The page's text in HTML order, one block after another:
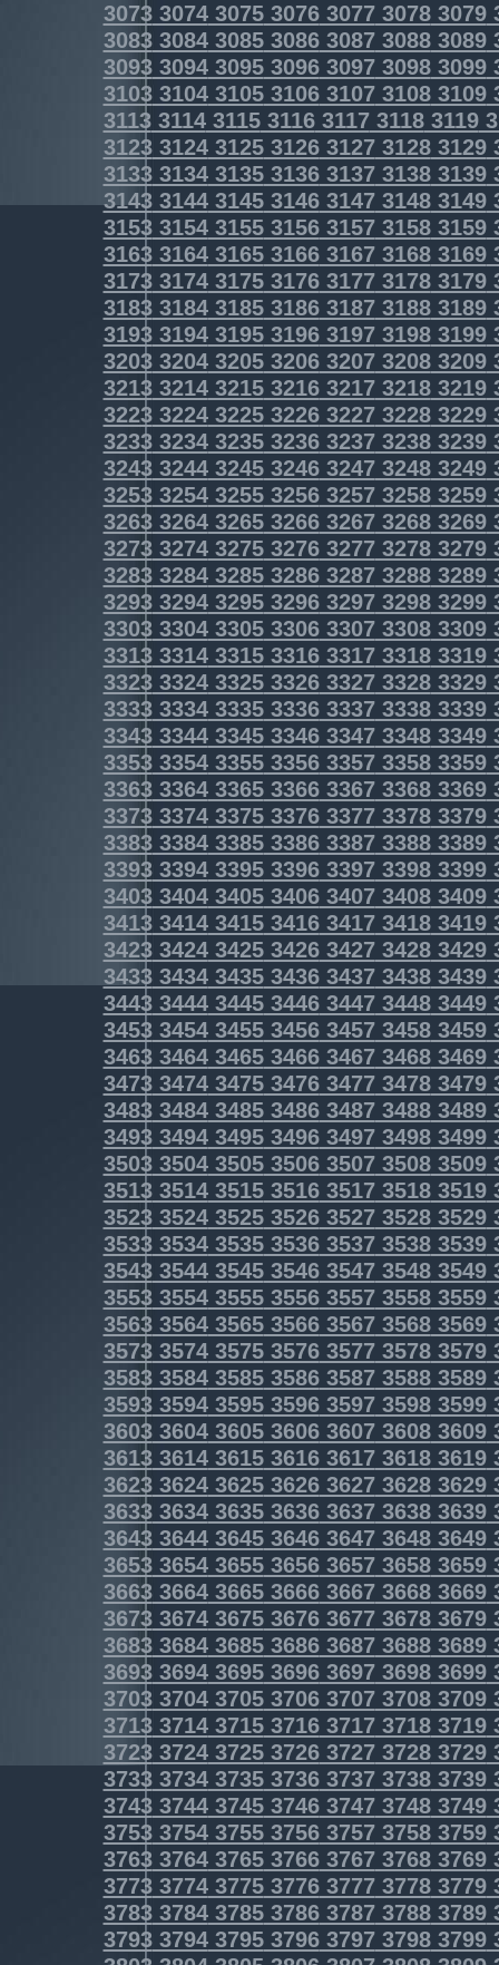
3073307430753076307730783079
3083308430853086308730883089
3093309430953096309730983099
3103310431053106310731083109
3113311431153116311731183119
3123312431253126312731283129
3133313431353136313731383139
3143314431453146314731483149
3153315431553156315731583159
3163316431653166316731683169
3173317431753176317731783179
3183318431853186318731883189
3193319431953196319731983199
3203320432053206320732083209
3213321432153216321732183219
3223322432253226322732283229
3233323432353236323732383239
3243324432453246324732483249
3253325432553256325732583259
3263326432653266326732683269
3273327432753276327732783279
3283328432853286328732883289
3293329432953296329732983299
3303330433053306330733083309
3313331433153316331733183319
3323332433253326332733283329
3333333433353336333733383339
3343334433453346334733483349
3353335433553356335733583359
3363336433653366336733683369
3373337433753376337733783379
3383338433853386338733883389
3393339433953396339733983399
3403340434053406340734083409
3413341434153416341734183419
3423342434253426342734283429
3433343434353436343734383439
3443344434453446344734483449
3453345434553456345734583459
3463346434653466346734683469
3473347434753476347734783479
3483348434853486348734883489
3493349434953496349734983499
3503350435053506350735083509
3513351435153516351735183519
3523352435253526352735283529
3533353435353536353735383539
3543354435453546354735483549
3553355435553556355735583559
3563356435653566356735683569
3573357435753576357735783579
3583358435853586358735883589
3593359435953596359735983599
3603360436053606360736083609
3613361436153616361736183619
3623362436253626362736283629
3633363436353636363736383639
3643364436453646364736483649
3653365436553656365736583659
3663366436653666366736683669
3673367436753676367736783679
3683368436853686368736883689
3693369436953696369736983699
3703370437053706370737083709
3713371437153716371737183719
3723372437253726372737283729
3733373437353736373737383739
3743374437453746374737483749
3753375437553756375737583759
3763376437653766376737683769
3773377437753776377737783779
3783378437853786378737883789
3793379437953796379737983799